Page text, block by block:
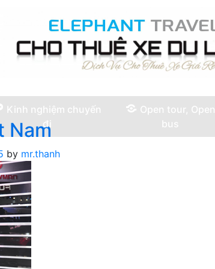
Kinh nghiệm chuyến
đi
Open tour, Open
bus
Nam
by mr.thanh